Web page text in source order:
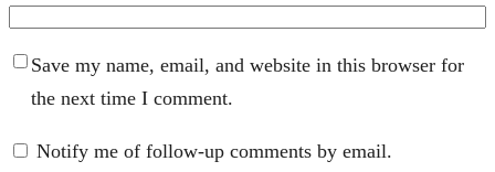
Save my name, email, and website in this browser for
the next time I comment.
Notify me of follow-up comments by email.